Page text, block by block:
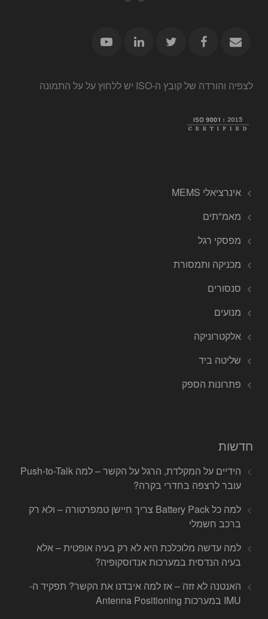
לצפיה והורדה של קובץ ה-ISO יש ללחוץ על על התמונה
אינרציאלי MEMS
מאמ"תים
מפסקי רגל
מכניקה ותמסורת
סנסורים
מנועים
אלקטרוניקה
שליטה ביד
פתרונות הספק
חדשות
הידיים על המקלדת, הרגל על הקשר – למה Push-to-Talk
עובר לרצפה בחדרי בקרה?
למה כל Battery Pack צריך חיישן טמפרטורה – ולא רק
ברכב חשמלי
למה עדשה מלוכלכת היא לא רק בעיה אופטית – אלא
בעיה הנדסית במערכות אנדוסקופיה?
האנטנה לא זזה – אז למה איבדנו את הקשר? תפקיד ה-
IMU במערכות Antenna Positioning